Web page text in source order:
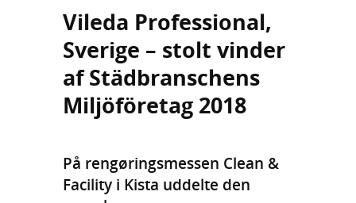
Vileda Professional,
Sverige – stolt vinder
af Städbranschens
Miljöföretag 2018
På rengøringsmessen Clean &
Facility i Kista uddelte den